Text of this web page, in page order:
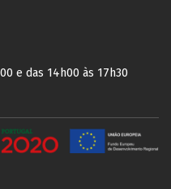
e das 14h00 às 17h30